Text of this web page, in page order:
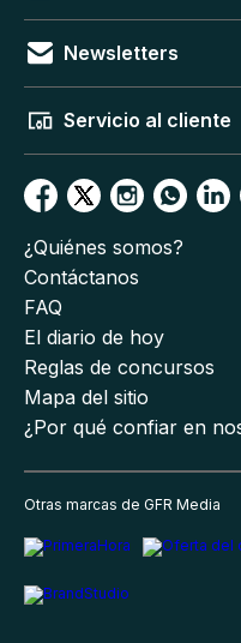
Newsletters
Servicio al cliente
¿Quiénes somos?
Contáctanos
FAQ
El diario de hoy
Reglas de concursos
Mapa del sitio
¿Por qué confiar en
Otras marcas de GFR Media